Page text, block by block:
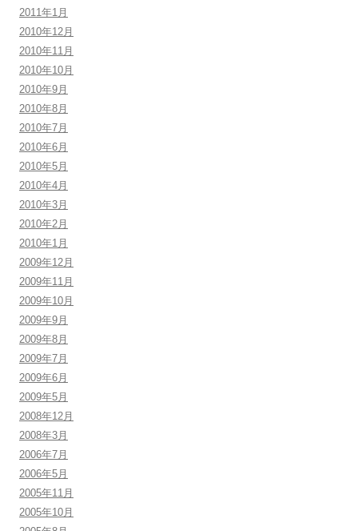
2011年1月
2010年12月
2010年11月
2010年10月
2010年9月
2010年8月
2010年7月
2010年6月
2010年5月
2010年4月
2010年3月
2010年2月
2010年1月
2009年12月
2009年11月
2009年10月
2009年9月
2009年8月
2009年7月
2009年6月
2009年5月
2008年12月
2008年3月
2006年7月
2006年5月
2005年11月
2005年10月